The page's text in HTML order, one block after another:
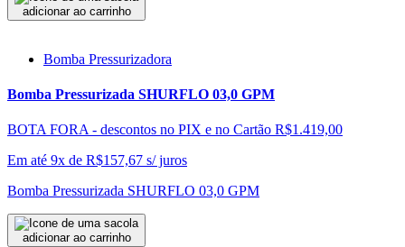
adicionar ao carrinho
Bomba Pressurizadora
Bomba Pressurizada SHURFLO 03,0 GPM
BOTA FORA - descontos no PIX e no Cartão R$1.419,00
Em até 9x de R$157,67 s/ juros
Bomba Pressurizada SHURFLO 03,0 GPM
adicionar ao carrinho